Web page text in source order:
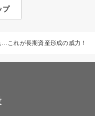
プ
これが長期資産形成の威力！